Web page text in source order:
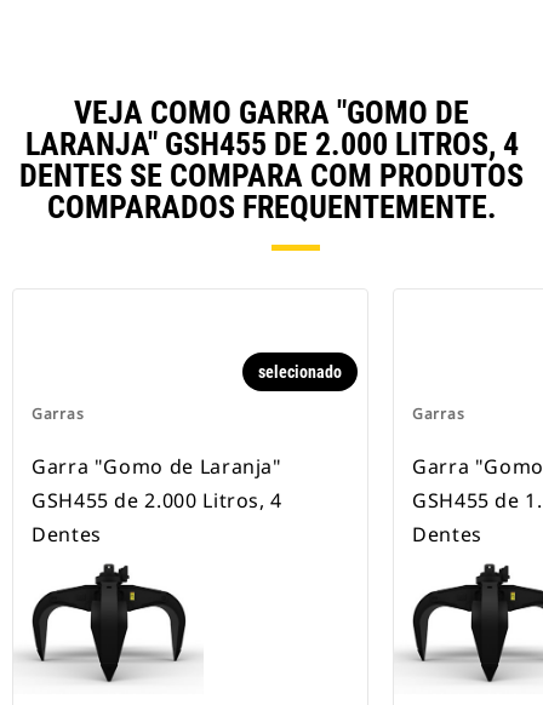
VEJA COMO GARRA "GOMO DE
LARANJA" GSH455 DE 2.000 LITROS, 4
DENTES SE COMPARA COM PRODUTOS
COMPARADOS FREQUENTEMENTE.
Garras
selecionado
Garra "Gomo de Laranja"
GSH455 de 2.000 Litros, 4
Dentes
Garras
Garra
GSH455 de
Dentes